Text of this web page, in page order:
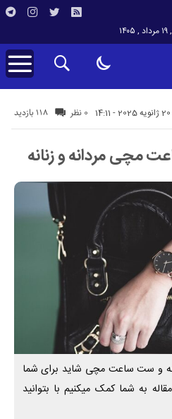
118 بازدید 0 نظر
مچی مردانه و زنانه
و ست ساعت مچی شاید برای شما
به شما کمک میکنیم با بتوانید